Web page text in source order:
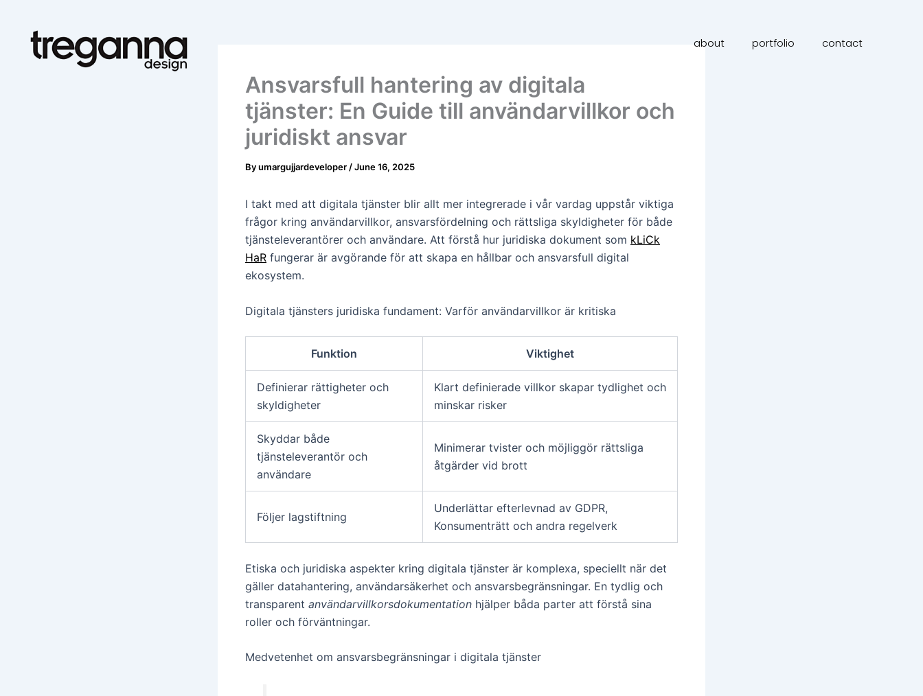
content
about portfolio contact
Ansvarsfull hantering av digitala
tjänster: En Guide till användarvillkor och
juridiskt ansvar
Byumargujjardeveloper /June 16, 2025
I takt med att digitala tjänster blir allt mer integrerade i vår vardag uppstår viktiga
frågor kring användarvillkor, ansvarsfördelning och rättsliga skyldigheter för både
tjänsteleverantörer och användare. Att förstå hur juridiska dokument som kLiCk
HaR fungerar är avgörande för att skapa en hållbar och ansvarsfull digital
ekosystem.
Digitala tjänsters juridiska fundament: Varför användarvillkor är kritiska
Funktion Viktighet
Definierar rättigheter och
skyldigheter
Klart definierade villkor skapar tydlighet och
minskar risker
Skyddar både
tjänsteleverantör och
användare
Minimerar tvister och möjliggör rättsliga
åtgärder vid brott
Följer lagstiftning
Underlättar efterlevnad av GDPR,
Konsumenträtt och andra regelverk
Etiska och juridiska aspekter kring digitala tjänster är komplexa, speciellt när det
gäller datahantering, användarsäkerhet och ansvarsbegränsningar. En tydlig och
transparent användarvillkorsdokumentation hjälper båda parter att förstå sina
roller och förväntningar.
Medvetenhet om ansvarsbegränsningar i digitala tjänster